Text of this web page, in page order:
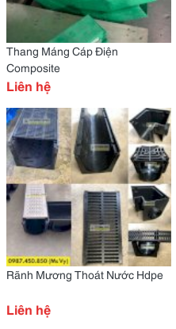
Thang Máng Cáp Điện
Composite
Liên hệ
Rãnh Mương Thoát Nước Hdpe
Liên hệ